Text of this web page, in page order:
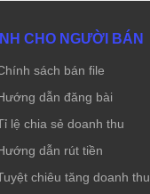
CHO NGƯỜI BÁN
sách bán file
dẫn đăng bài
lệ chia sẻ doanh thu
dẫn rút tiền
chiêu tăng doanh thu